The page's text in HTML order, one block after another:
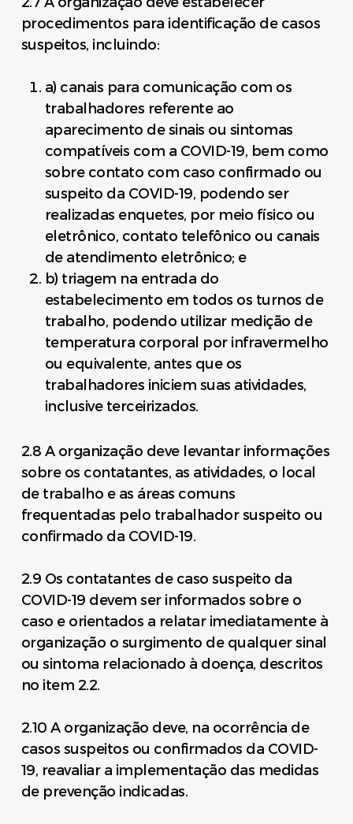
procedimentos para identificação de casos
suspeitos, incluindo:
a) canais para comunicação com os
trabalhadores referente ao
aparecimento de sinais ou sintomas
compatíveis com a COVID-19, bem como
sobre contato com caso confirmado ou
suspeito da COVID-19, podendo ser
realizadas enquetes, por meio físico ou
eletrônico, contato telefônico ou canais
de atendimento eletrônico; e
b) triagem na entrada do
estabelecimento em todos os turnos de
trabalho, podendo utilizar medição de
temperatura corporal por infravermelho
ou equivalente, antes que os
trabalhadores iniciem suas atividades,
inclusive terceirizados.
2.8 A organização deve levantar informações
sobre os contatantes, as atividades, o local
de trabalho e as áreas comuns
frequentadas pelo trabalhador suspeito ou
confirmado da COVID-19.
2.9 Os contatantes de caso suspeito da
COVID-19 devem ser informados sobre o
caso e orientados a relatar imediatamente à
organização o surgimento de qualquer sinal
ou sintoma relacionado à doença, descritos
no item 2.2.
2.10 A organização deve, na ocorrência de
casos suspeitos ou confirmados da COVID-
19, reavaliar a implementação das medidas
de prevenção indicadas.